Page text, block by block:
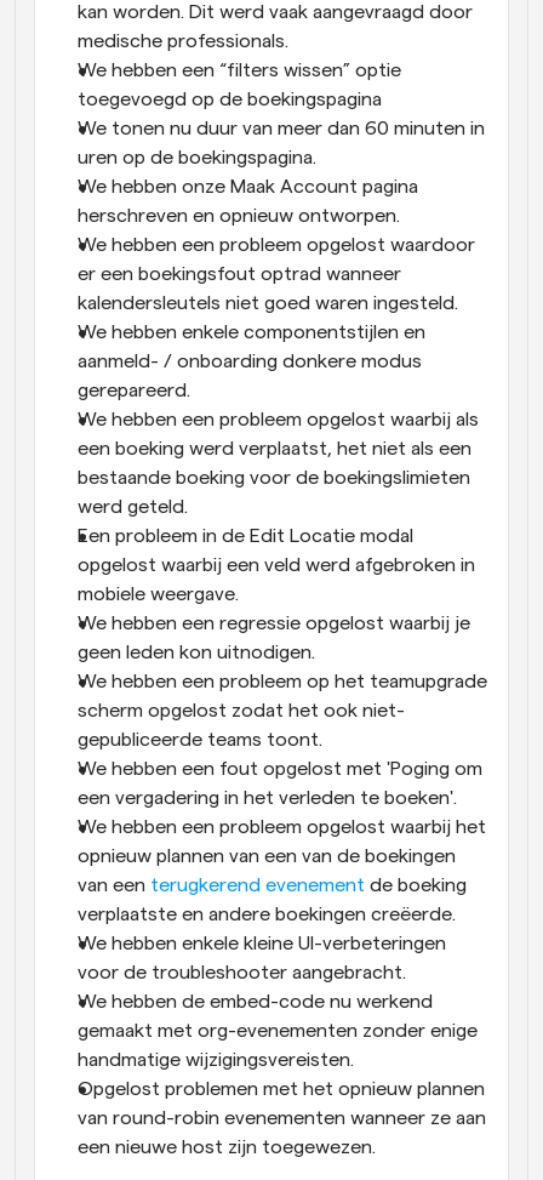
kan worden. Dit werd vaak aangevraagd door
medische professionals.
We hebben een “filters wissen” optie
toegevoegd op de boekingspagina
We tonen nu duur van meer dan 60 minuten in
uren op de boekingspagina.
We hebben onze Maak Account pagina
herschreven en opnieuw ontworpen.
We hebben een probleem opgelost waardoor
er een boekingsfout optrad wanneer
kalendersleutels niet goed waren ingesteld.
We hebben enkele componentstijlen en
aanmeld- / onboarding donkere modus
gerepareerd.
We hebben een probleem opgelost waarbij als
een boeking werd verplaatst, het niet als een
bestaande boeking voor de boekingslimieten
werd geteld.
Een probleem in de Edit Locatie modal
opgelost waarbij een veld werd afgebroken in
mobiele weergave.
We hebben een regressie opgelost waarbij je
geen leden kon uitnodigen.
We hebben een probleem op het teamupgrade
scherm opgelost zodat het ook niet-
gepubliceerde teams toont.
We hebben een fout opgelost met 'Poging om
een vergadering in het verleden te boeken'.
We hebben een probleem opgelost waarbij het
opnieuw plannen van een van de boekingen
van een terugkerend evenement de boeking
verplaatste en andere boekingen creëerde.
We hebben enkele kleine UI-verbeteringen
voor de troubleshooter aangebracht.
We hebben de embed-code nu werkend
gemaakt met org-evenementen zonder enige
handmatige wijzigingsvereisten.
Opgelost problemen met het opnieuw plannen
van round-robin evenementen wanneer ze aan
een nieuwe host zijn toegewezen.